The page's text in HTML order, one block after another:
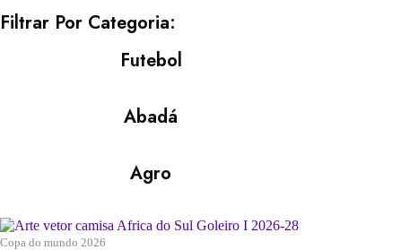
Filtrar Por Categoria:
Futebol
Abadá
Agro
Copa do mundo 2026